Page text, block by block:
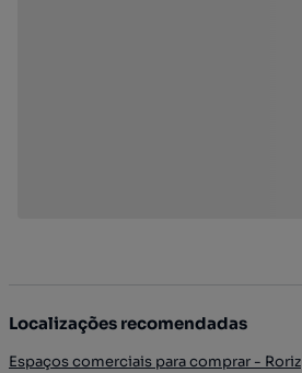
Localizações recomendadas
Espaços comerciais para comprar - Roriz